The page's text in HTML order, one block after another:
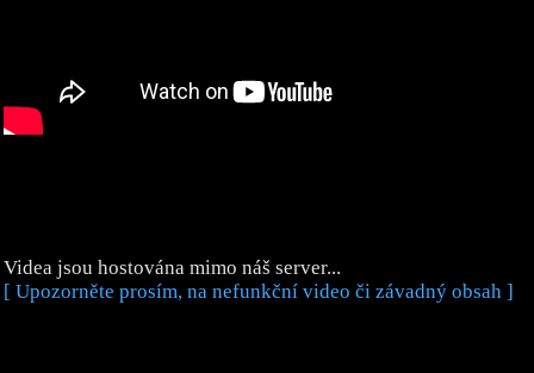
Videa jsou hostována mimo náš server...
[ Upozorněte prosím, na nefunkční video či závadný obsah ]